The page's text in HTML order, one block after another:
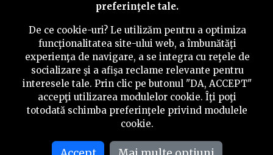
©2026 PressOne.ro
RSSNewslettereDespre noiPolitica editorială
Politica de verificare a conținutuluiContact
Termeni și condiții
preferinţele tale.
De ce cookie-uri? Le utilizăm pentru a optimiza
funcţionalitatea site-ului web, a îmbunătăţi
experienţa de navigare, a se integra cu reţele de
socializare şi a afişa reclame relevante pentru
interesele tale. Prin clic pe butonul "DA, ACCEPT"
accepţi utilizarea modulelor cookie. Îţi poţi
totodată schimba preferinţele privind modulele
cookie.